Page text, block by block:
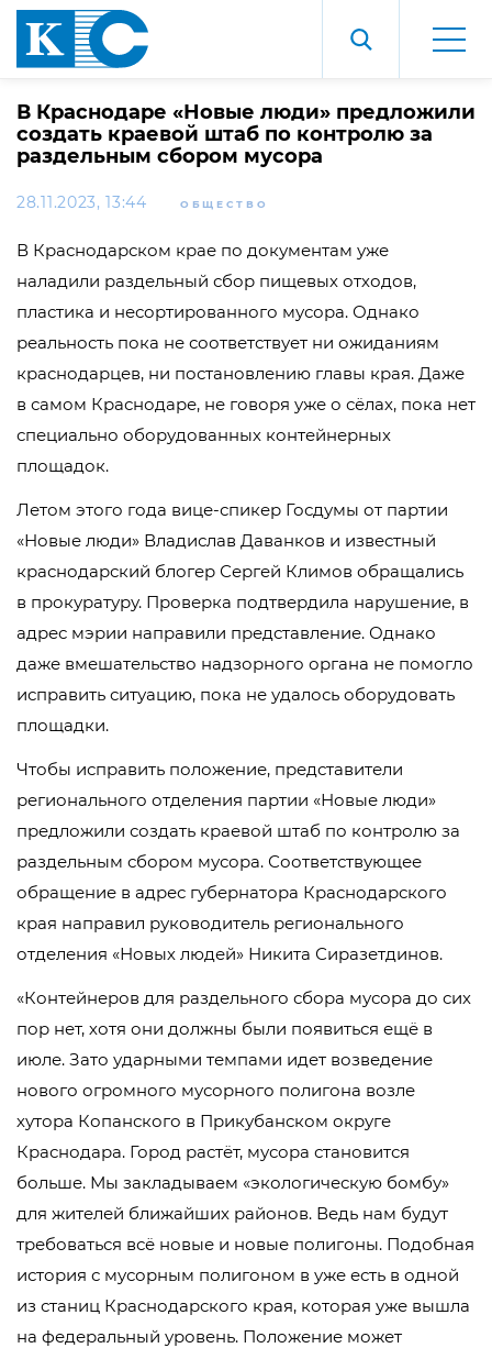
В Краснодаре «Новые люди» предложили
создать краевой штаб по контролю за
раздельным сбором мусора
28.11.2023, 13:44 ОБЩЕСТВО
В Краснодарском крае по документам уже
наладили раздельный сбор пищевых отходов,
пластика и несортированного мусора. Однако
реальность пока не соответствует ни ожиданиям
краснодарцев, ни постановлению главы края. Даже
в самом Краснодаре, не говоря уже о сёлах, пока нет
специально оборудованных контейнерных
площадок.
Летом этого года вице-спикер Госдумы от партии
«Новые люди» Владислав Даванков и известный
краснодарский блогер Сергей Климов обращались
в прокуратуру. Проверка подтвердила нарушение, в
адрес мэрии направили представление. Однако
даже вмешательство надзорного органа не помогло
исправить ситуацию, пока не удалось оборудовать
площадки.
Чтобы исправить положение, представители
регионального отделения партии «Новые люди»
предложили создать краевой штаб по контролю за
раздельным сбором мусора. Соответствующее
обращение в адрес губернатора Краснодарского
края направил руководитель регионального
отделения «Новых людей» Никита Сиразетдинов.
«Контейнеров для раздельного сбора мусора до сих
пор нет, хотя они должны были появиться ещё в
июле. Зато ударными темпами идет возведение
нового огромного мусорного полигона возле
хутора Копанского в Прикубанском округе
Краснодара. Город растёт, мусора становится
больше. Мы закладываем «экологическую бомбу»
для жителей ближайших районов. Ведь нам будут
требоваться всё новые и новые полигоны. Подобная
история с мусорным полигоном в уже есть в одной
из станиц Краснодарского края, которая уже вышла
на федеральный уровень. Положение может